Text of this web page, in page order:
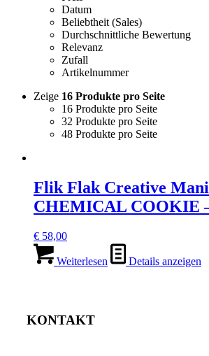
Datum
Beliebtheit (Sales)
Durchschnittliche Bewertung
Relevanz
Zufall
Artikelnummer
Zeige 16 Produkte pro Seite
16 Produkte pro Seite
32 Produkte pro Seite
48 Produkte pro Seite
Flik Flak Creative
CHEMICAL COOKIE
€ 58,00
Weiterlesen Details anzeigen
KONTAKT